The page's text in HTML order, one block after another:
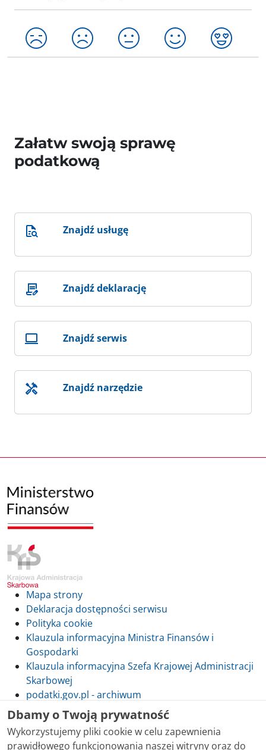
Załatw swoją sprawę
podatkową
Znajdź usługę
Znajdź deklarację
Znajdź serwis
Znajdź narzędzie
Mapa strony
Deklaracja dostępności serwisu
Polityka cookie
Klauzula informacyjna Ministra Finansów i
Gospodarki
Klauzula informacyjna Szefa Krajowej Administracji
Skarbowej
podatki.gov.pl - archiwum
Dbamy o Twoją prywatność
Wykorzystujemy pliki cookie w celu zapewnienia
prawidłowego funkcjonowania naszej witryny oraz do